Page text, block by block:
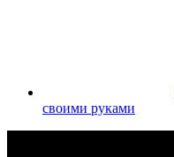
своими руками